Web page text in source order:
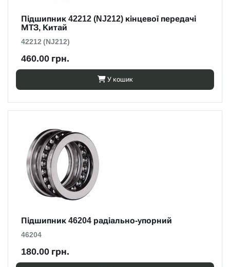
Підшипник 42212 (NJ212) кінцевої передачі
МТЗ, Китай
42212 (NJ212)
460.00 грн.
У кошик
Підшипник 46204 радіально-упорний
46204
180.00 грн.